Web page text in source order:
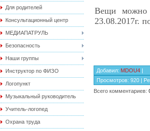
Для родителей
Консультационный центр
МЕДИАПАТРУЛЬ
Безопасность
Наши группы
Инструктор по ФИЗО
Логопункт
Музыкальный руководитель
Учитель-логопед
Охрана труда
Вещи можно
23.08.2017г.
Добавил: MDOU4 |
Просмотров: 920 |
Всего комментариев: